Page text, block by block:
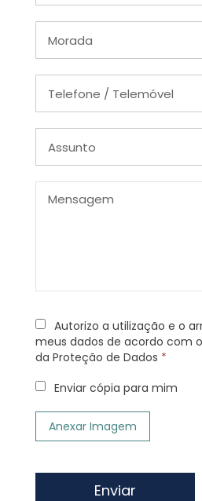
Autorizo a utilização e o
meus dados de acordo com
da Proteção de Dados *
Enviar cópia para mim
Anexar Imagem
Enviar